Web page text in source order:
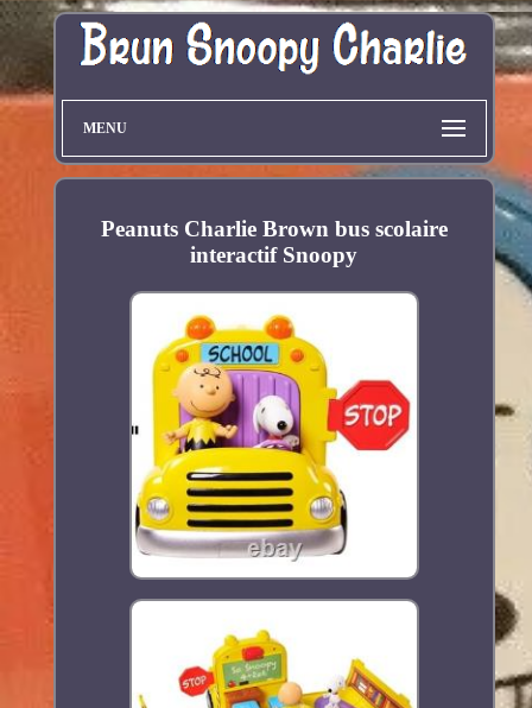
MENU
Peanuts Charlie Brown bus scolaire
interactif Snoopy